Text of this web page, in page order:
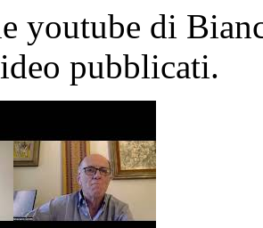
youtube di
pubblicati.